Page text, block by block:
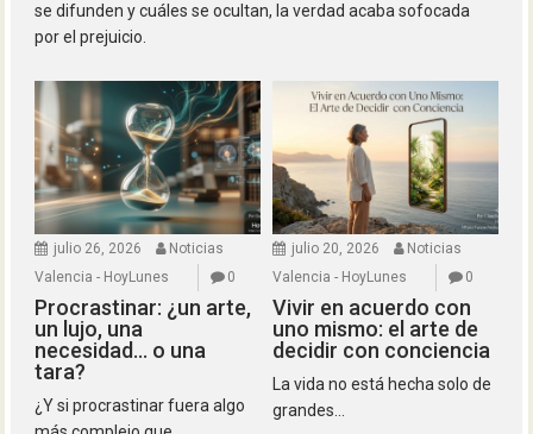
se difunden y cuáles se ocultan, la verdad acaba sofocada
por el prejuicio.
julio 26, 2026
Noticias
Valencia - HoyLunes
0
Procrastinar: ¿un arte,
un lujo, una
necesidad… o una
tara?
¿Y si procrastinar fuera algo
julio 20, 2026
Noticias
Valencia - HoyLunes
0
Vivir en acuerdo con
uno mismo: el arte de
decidir con conciencia
La vida no está hecha solo de
grandes...